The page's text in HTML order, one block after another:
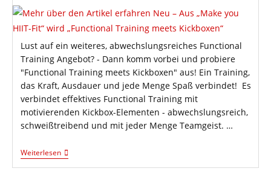
Lust auf ein weiteres, abwechslungsreiches Functional
Training Angebot? - Dann komm vorbei und probiere
"Functional Training meets Kickboxen" aus! Ein Training,
das Kraft, Ausdauer und jede Menge Spaß verbindet! Es
verbindet effektives Functional Training mit
motivierenden Kickbox-Elementen - abwechslungsreich,
schweißtreibend und mit jeder Menge Teamgeist. …
WeiterlesenNeu
–